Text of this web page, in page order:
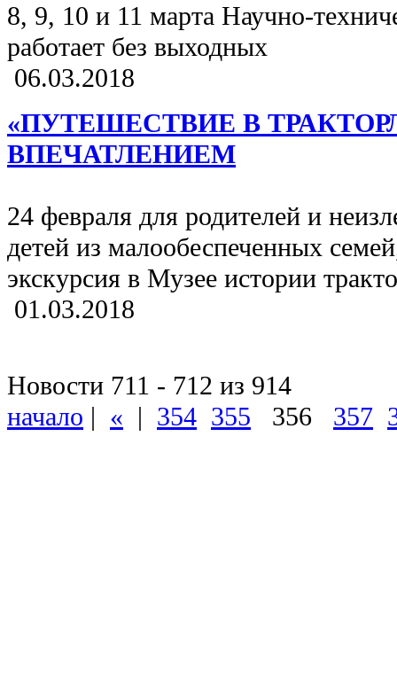
8, 9, 10 и 11 марта Научно-
работает без выходных
06.03.2018
«ПУТЕШЕСТВИЕ В
ВПЕЧАТЛЕНИЕМ
24 февраля для родителей и
детей из малообеспеченных
экскурсия в Музее истории
01.03.2018
Новости 711 - 712 из 914
начало | « | 354 355 356 357